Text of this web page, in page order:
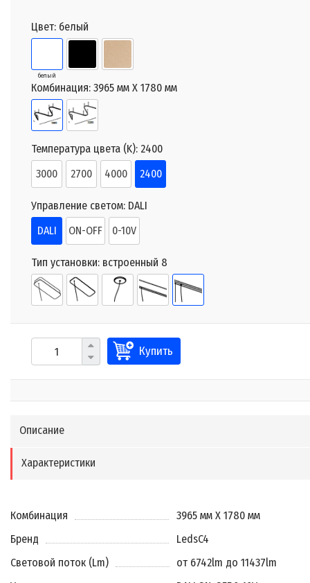
Цвет: белый
белый
Комбинация: 3965 мм X 1780 мм
Температура цвета (K): 2400
3000
2700 4000 2400
Управление светом: DALI
DALI
ON-OFF 0-10V
Тип установки: встроенный 8
Купить
Описание
Характеристики
Комбинация
3965 мм X 1780 мм
Бренд
LedsC4
Световой поток (Lm)
от 6742lm до 11437lm